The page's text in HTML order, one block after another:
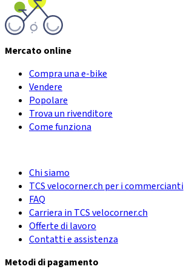
Mercato online
Compra una e-bike
Vendere
Popolare
Trova un rivenditore
Come funziona
Chi siamo
TCS velocorner.ch per i commercianti
FAQ
Carriera in TCS velocorner.ch
Offerte di lavoro
Contatti e assistenza
Metodi di pagamento